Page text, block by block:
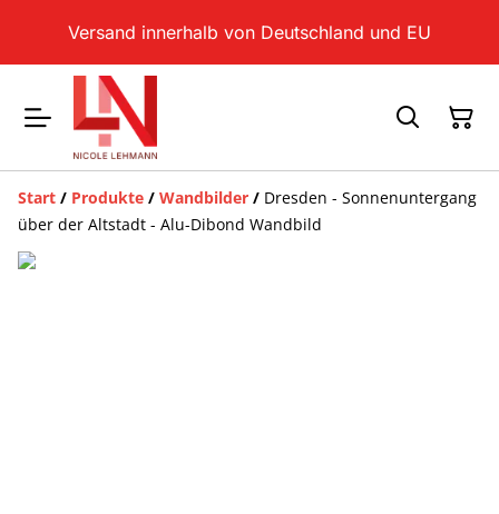
Versand innerhalb von Deutschland und EU
Start / Produkte / Wandbilder / Dresden - Sonnenuntergang
über der Altstadt - Alu-Dibond Wandbild